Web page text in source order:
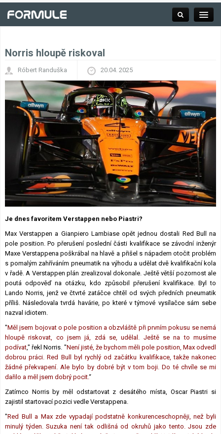
Závodní série
Kalendář F1
Výsledky F1
Týmy a jezdci F1
Okruhy F1
Lexikon F1
Norris hloupě riskoval
Róbert Randuška 20.04. 2025
Je dnes favoritem Verstappen nebo Piastri?
Max Verstappen a Gianpiero Lambiase opět jednou dostali Red Bull na
pole position. Po přerušení poslední části kvalifikace se závodní inženýr
Maxe Verstappena poškrábal na hlavě a přišel s nápadem otočit problém
s pomalým zahříváním pneumatik na výhodu a udělat dvě kvalifikační kola
v řadě. A Verstappen plán zrealizoval dokonale. Ještě větší pozornost ale
poutá odpověď na otázku, kdo způsobil přerušení kvalifikace. Byl to
Lando Norris, jenž ve čtvrté zatáčce chtěl od svých předních pneumatik
příliš. Následovala tvrdá havárie, po které v týmové vysílačce sám sebe
nazval idiotem.
"Měl jsem bojovat o pole position a obzvláště při prvním pokusu se nemá
hloupě riskovat, co jsem já, zdá se, udělal. Ještě se na to musíme
podívat," řekl Norris. "Není jisté, že bychom měli pole position, Max odvedl
dobrou práci. Red Bull byl rychlý od začátku kvalifikace, takže nakonec
žádné překvapení. Ale bylo by dobré být v tom boji. Do té chvíle se mi
dařilo a měl jsem dobrý pocit.“
Zatímco Norris by měl odstartovat z desátého místa, Oscar Piastri si
zajistil startovací pozici vedle Verstappena.
"Red Bull a Max zde vypadají podstatně konkurenceschopněji, než byli
minulý týden. Suzuka není tak odlišná od okruhů jako tento. Jsou zde